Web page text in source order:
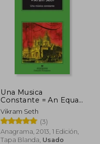
Una Musica
Constante = An Equal
Music
Vikram Seth
(3)
Anagrama, 2013, 1 Edición,
Tapa Blanda, Usado